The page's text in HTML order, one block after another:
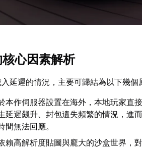
心因素解析
延遲的情況，主要可歸結為以下幾個
本作伺服器設置在海外，本地玩家直
延遲飆升、封包遺失頻繁的情況，進
無法回應。
賴高解析度貼圖與龐大的沙盒世界，